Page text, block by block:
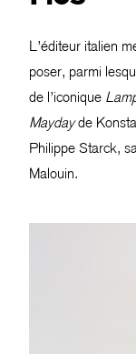
L’éditeur italien
poser, parmi
de l’iconique
Maydayde
Philippe Starck,
Malouin.